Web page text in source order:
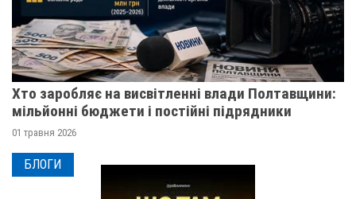
Хто заробляє на висвітленні влади Полтавщини:
мільйонні бюджети і постійні підрядники
01 травня 2026
БЛОГИ